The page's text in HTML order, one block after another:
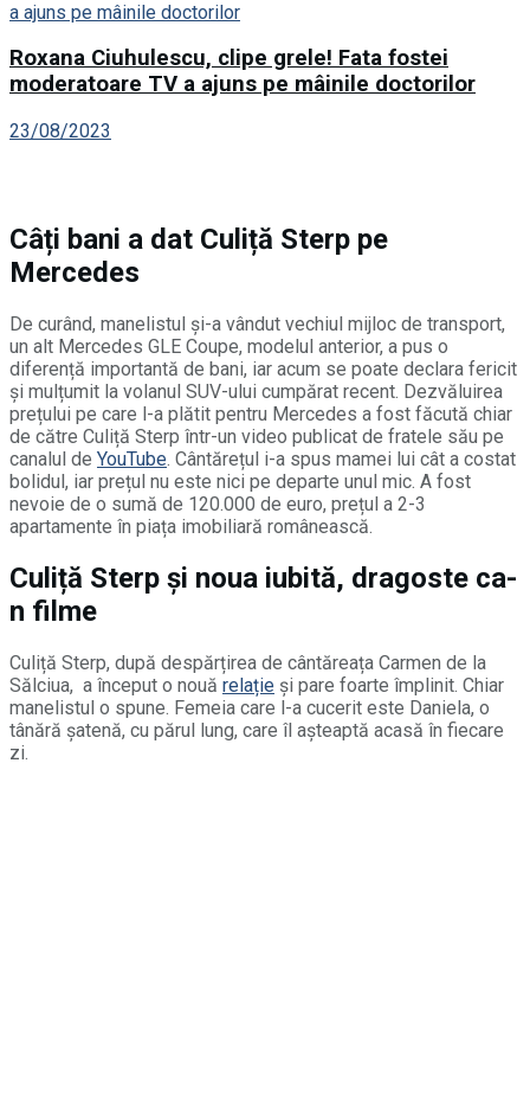
Roxana Ciuhulescu, clipe grele! Fata fostei
moderatoare TV a ajuns pe mâinile doctorilor
23/08/2023
Câți bani a dat Culiță Sterp pe
Mercedes
De curând, manelistul și-a vândut vechiul mijloc de transport,
un alt Mercedes GLE Coupe, modelul anterior, a pus o
diferență importantă de bani, iar acum se poate declara fericit
și mulțumit la volanul SUV-ului cumpărat recent. Dezvăluirea
prețului pe care l-a plătit pentru Mercedes a fost făcută chiar
de către Culiță Sterp într-un video publicat de fratele său pe
canalul de YouTube. Cântărețul i-a spus mamei lui cât a costat
bolidul, iar prețul nu este nici pe departe unul mic. A fost
nevoie de o sumă de 120.000 de euro, prețul a 2-3
apartamente în piața imobiliară românească.
Culiță Sterp și noua iubită, dragoste ca-
n filme
Culiță Sterp, după despărțirea de cântăreața Carmen de la
Sălciua, a început o nouă relație și pare foarte împlinit. Chiar
manelistul o spune. Femeia care l-a cucerit este Daniela, o
tânără șatenă, cu părul lung, care îl așteaptă acasă în fiecare
zi.